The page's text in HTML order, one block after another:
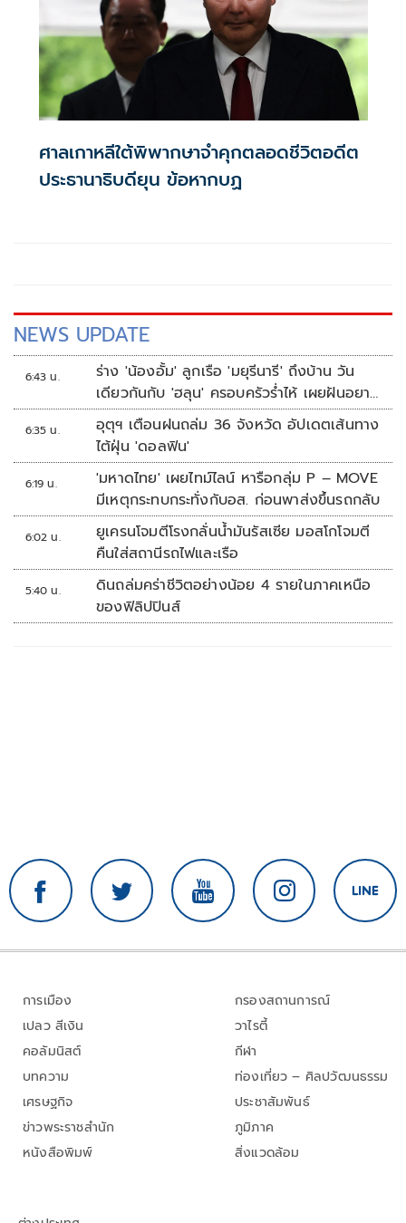
ศาลเกาหลีใต้พิพากษาจำคุกตลอดชีวิตอดีต
ประธานาธิบดียุน ข้อหากบฏ
NEWS UPDATE
6:43 น.
ร่าง 'น้องอั้ม' ลูกเรือ 'มยุรีนารี' ถึงบ้าน วัน
เดียวกันกับ 'ฮลุน' ครอบครัวร่ำไห้ เผยฝันอยาก
เป็นทหารเรือ
6:35 น.
อุตุฯ เตือนฝนถล่ม 36 จังหวัด อัปเดตเส้นทาง
ไต้ฝุ่น 'ดอลฟิน'
6:19 น.
'มหาดไทย' เผยไทม์ไลน์ หารือกลุ่ม P – MOVE
มีเหตุกระทบกระทั่งกับอส. ก่อนพาส่งขึ้นรถกลับ
6:02 น.
ยูเครนโจมตีโรงกลั่นน้ำมันรัสเซีย มอสโกโจมตี
คืนใส่สถานีรถไฟและเรือ
5:40 น.
ดินถล่มคร่าชีวิตอย่างน้อย 4 รายในภาคเหนือ
ของฟิลิปปินส์
การเมือง
เปลว สีเงิน
คอลัมนิสต์
บทความ
เศรษฐกิจ
ข่าวพระราชสำนัก
หนังสือพิมพ์
กรองสถานการณ์
วาไรตี้
กีฬา
ท่องเที่ยว – ศิลปวัฒนธรรม
ประชาสัมพันธ์
ภูมิภาค
สิ่งแวดล้อม